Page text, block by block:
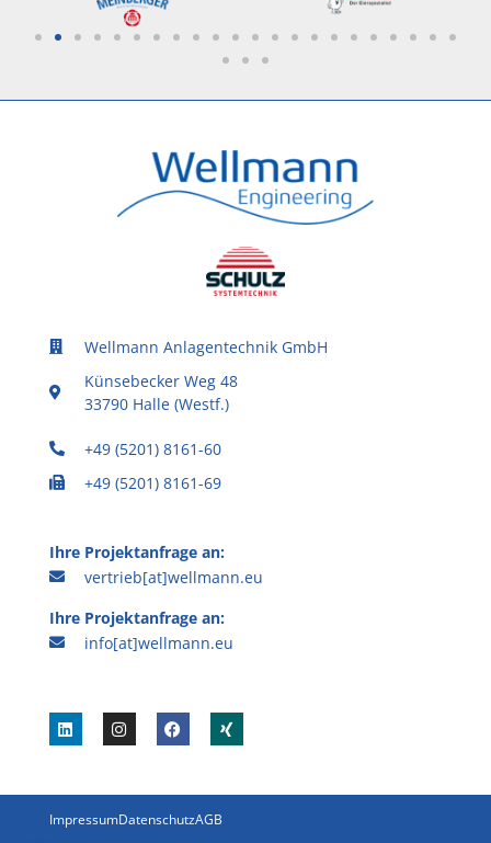
Wellmann Anlagentechnik GmbH
Künsebecker Weg 48
33790 Halle (Westf.)
+49 (5201) 8161-60
+49 (5201) 8161-69
Ihre Projektanfrage an:
vertrieb[at]wellmann.eu
Ihre Projektanfrage an:
info[at]wellmann.eu
ImpressumDatenschutzAGB